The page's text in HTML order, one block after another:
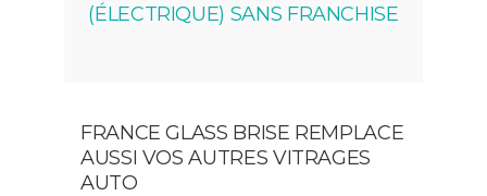
(ÉLECTRIQUE) SANS FRANCHISE
FRANCE GLASS BRISE REMPLACE
AUSSI VOS AUTRES VITRAGES
AUTO